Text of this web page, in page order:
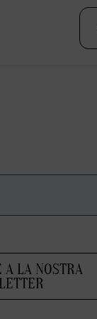
A LA NOSTRA